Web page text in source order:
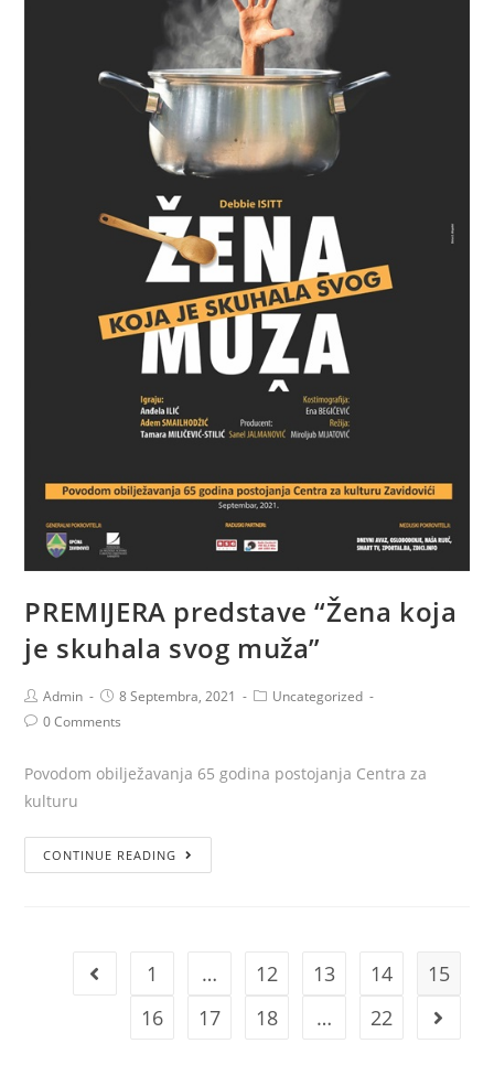
PREMIJERA predstave “Žena koja
je skuhala svog muža”
Admin 8 Septembra, 2021
Uncategorized
0 Comments
Povodom obilježavanja 65 godina postojanja Centra za
kulturu
CONTINUE READING
1 … 12 13 14
15
16
17 18 … 22